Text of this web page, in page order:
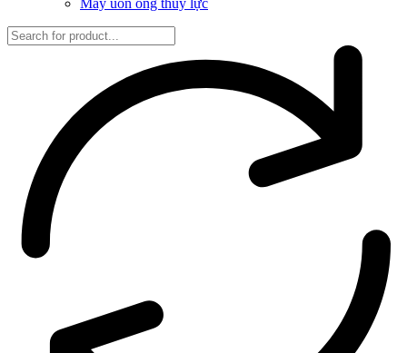
Máy uốn ống thủy lực